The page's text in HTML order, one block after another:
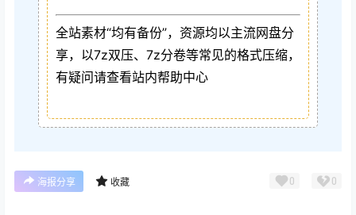
全站素材“均有备份”，资源均以主流网盘分
享，以7z双压、7z分卷等常见的格式压缩，
有疑问请查看站内帮助中心
海报分享 收藏 0 0